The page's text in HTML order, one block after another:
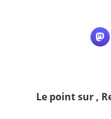
Qui sommes nous ?
Nous suivre
Le point sur,